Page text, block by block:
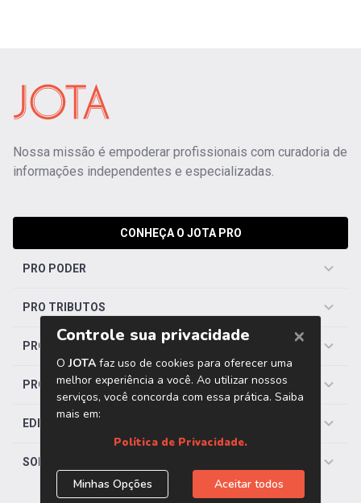
Nossa missão é empoderar profissionais com curadoria de
informações independentes e especializadas.
CONHEÇA O JOTA PRO
PRO PODER
PRO TRIBUTOS
PRO TRABALHISTA
PRO SAÚDE
EDITORIAS
SOBRE O JOTA